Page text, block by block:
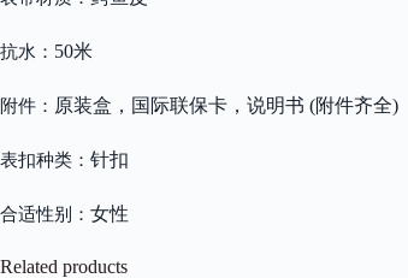
抗水： 50米
附件： 原装盒，国际联保卡，说明书 (附件齐全)
表扣种类： 针扣
合适性别： 女性
Related products